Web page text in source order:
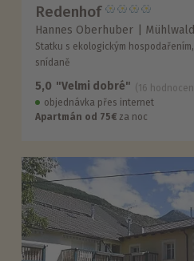
Redenhof
Hannes Oberhuber Mühlwald
Statku s ekologickým
snídaně
5,0 "Velmi dobré" (16
objednávka přes internet
Apartmán od 75€ za noc